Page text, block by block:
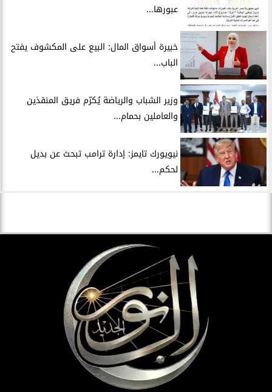
عبورها...
خبيرة أسواق المال: البيع على المكشوف يفتح
الباب...
وزير الشباب والرياضة يُكرّم فريق المنقذين
والعاملين بحمام...
نيويورك تايمز: إدارة ترامب تبحث عن بديل
لحكم...